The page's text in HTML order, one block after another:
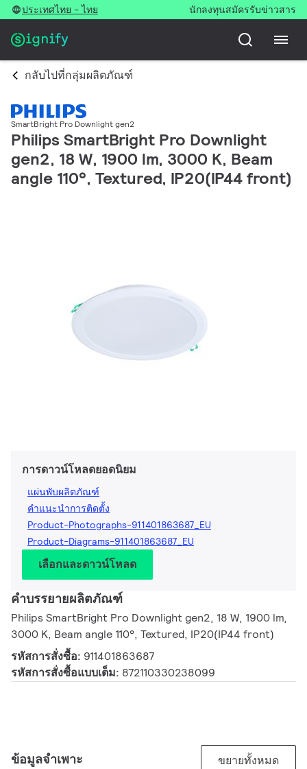
ประเทศไทย - ไทย นักลงทุนสมัครรับข่าวสาร
กลับไปที่กลุ่มผลิตภัณฑ์
SmartBright Pro Downlight gen2
Philips SmartBright Pro Downlight
gen2, 18 W, 1900 lm, 3000 K, Beam
angle 110°, Textured, IP20(IP44 front)
การดาวน์โหลดยอดนิยม
แผ่นพับผลิตภัณฑ์
คำแนะนำการติดตั้ง
Product-Photographs-911401863687_EU
Product-Diagrams-911401863687_EU
เลือกและดาวน์โหลด
คำบรรยายผลิตภัณฑ์
Philips SmartBright Pro Downlight gen2, 18 W, 1900 lm,
3000 K, Beam angle 110°, Textured, IP20(IP44 front)
รหัสการสั่งซื้อ: 911401863687
รหัสการสั่งซื้อแบบเต็ม: 872110330238099
ข้อมูลจำเพาะ ขยายทั้งหมด